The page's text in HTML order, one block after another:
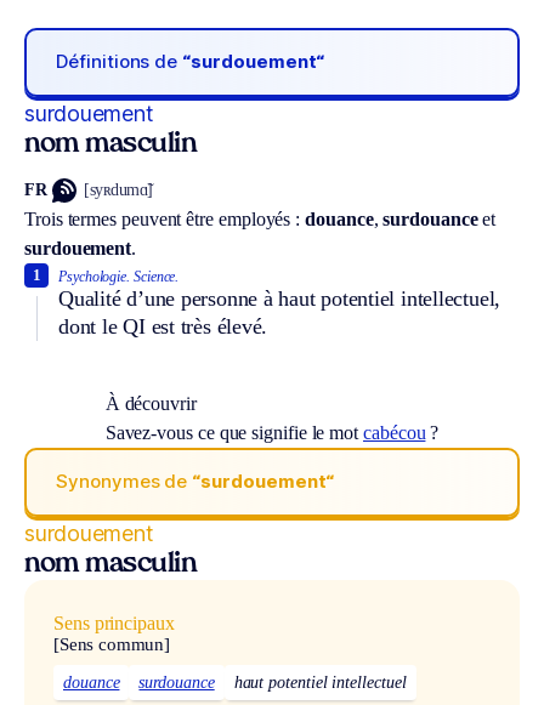
Définitions de “surdouement“
surdouement
nom masculin
FR [syʀdumɑ̃]
Trois termes peuvent être employés :douance,surdouanceet
surdouement.
Psychologie. Science.
Qualité d’une personne à haut potentiel intellectuel,
dont le QI est très élevé.
1
À découvrir
Savez-vous ce que signifie le mot cabécou ?
Synonymes de “surdouement“
surdouement
nom masculin
Sens principaux
[Sens commun]
douance surdouance haut potentiel intellectuel